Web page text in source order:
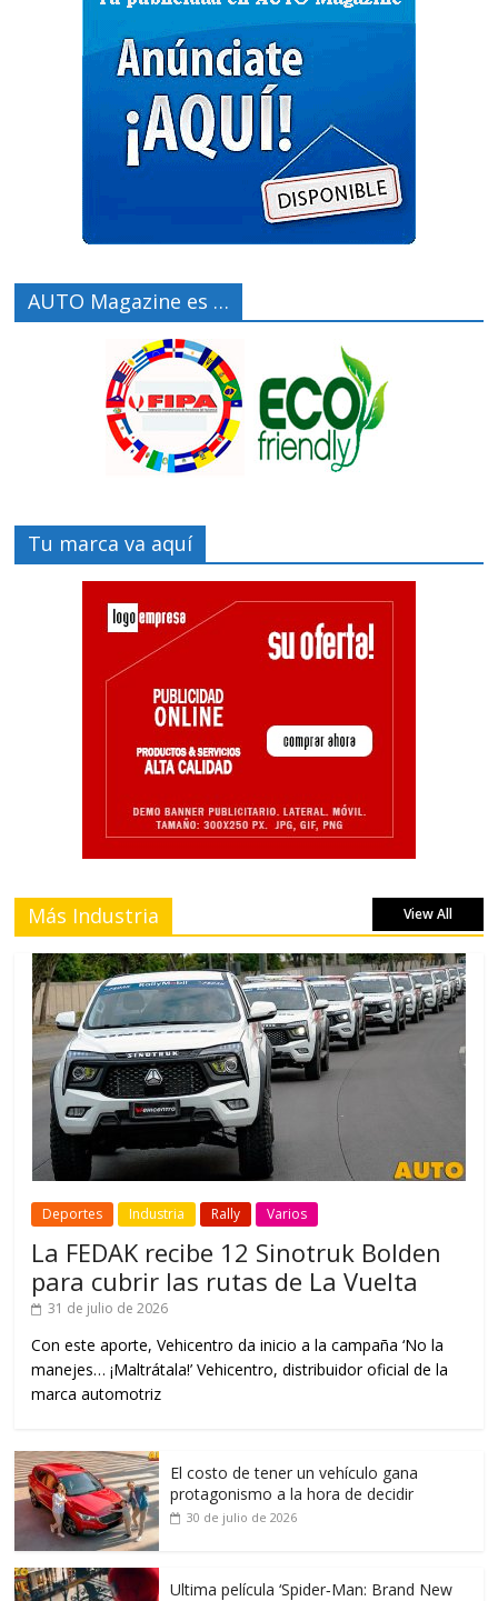
AUTO Magazine es …
Tu marca va aquí
Más Industria View All
Deportes Industria Rally Varios
La FEDAK recibe 12 Sinotruk Bolden
para cubrir las rutas de La Vuelta
31 de julio de 2026
Con este aporte, Vehicentro da inicio a la campaña ‘No la
manejes… ¡Maltrátala!’ Vehicentro, distribuidor oficial de la
marca automotriz
El costo de tener un vehículo gana
protagonismo a la hora de decidir
30 de julio de 2026
Ultima película ‘Spider‑Man: Brand New